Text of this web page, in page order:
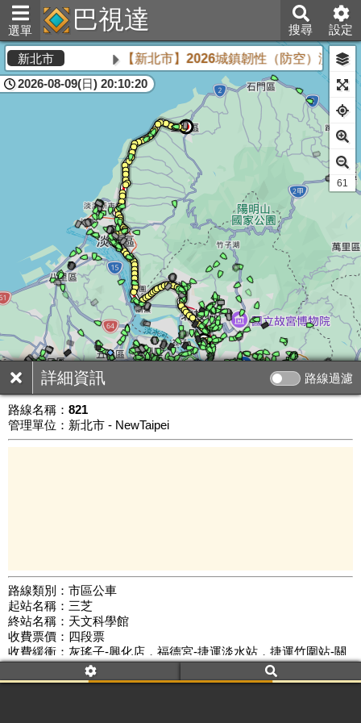
選單 巴視達 搜尋 設定
詳細資訊 路線過濾
路線名稱： 821
管理單位：新北市 - NewTaipei
路線類別：市區公車
起站名稱：三芝
終站名稱：天文科學館
收費票價：四段票
收費緩衝：灰瑤子-興化店，福德宮-捷運淡水站，捷運竹圍站-關
渡國小(臺北城市科技大學)
路線簡圖：開新視窗瀏覽
新北市 【新北市】2026城鎮韌性（防空）演習將
2026-08-09(日) 20:10:20
公車數量: 累計4949、上線3952
61